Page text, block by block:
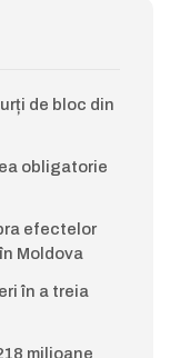
de bloc din
obligatorie
efectelor
Moldova
în a treia
milioane